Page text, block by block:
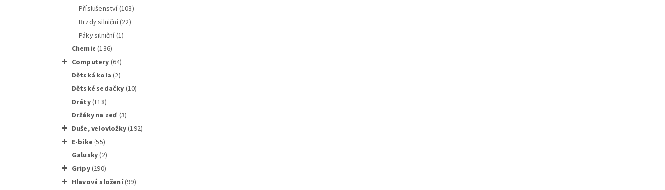
příslušenství(103)
brzdy silniční(22)
páky silniční(1)
chemie(136)
computery (64)
dětská kola(2)
dětské sedačky (10)
dráty(118)
držáky na zeď (3)
duše, velovložky(192)
e-bike(55)
galusky(2)
gripy(290)
hlavová složení(99)